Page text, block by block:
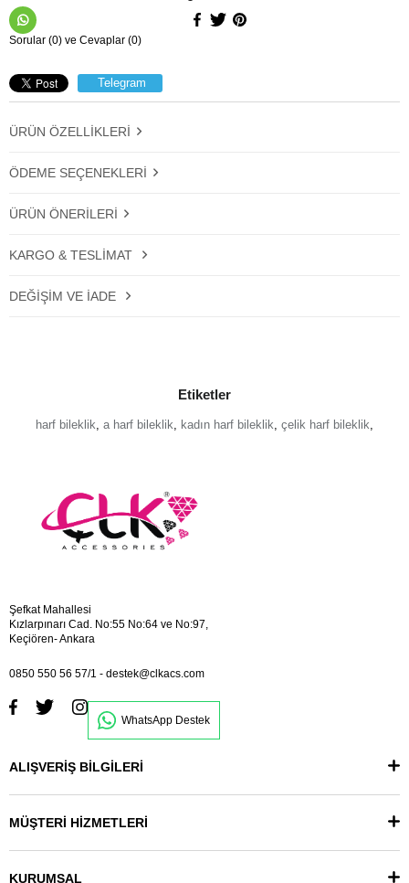
Sorular (0) ve Cevaplar (0)
Telegram
ÜRÜN ÖZELLIKLERI
ÖDEME SEÇENEKLERI
ÜRÜN ÖNERILERI
KARGO & TESLIMAT
DEĞIŞIM VE İADE
Etiketler
harf bileklik a harf bileklik kadın harf bileklik çelik harf bileklik
Şefkat Mahallesi
Kızlarpınarı Cad. No:55 No:64 ve No:97,
Keçiören- Ankara
0850 550 56 57/1 - destek@clkacs.com
WhatsApp Destek
ALIŞVERİŞ BİLGİLERİ
MÜŞTERİ HİZMETLERİ
KURUMSAL